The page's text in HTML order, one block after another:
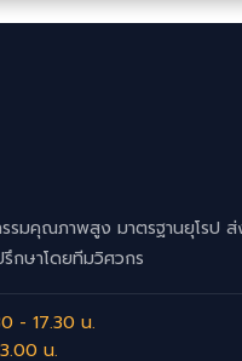
รมคุณภาพสูง มาตรฐานยุโรป
รึกษาโดยทีมวิศวกร
- 17.30 น.
น.